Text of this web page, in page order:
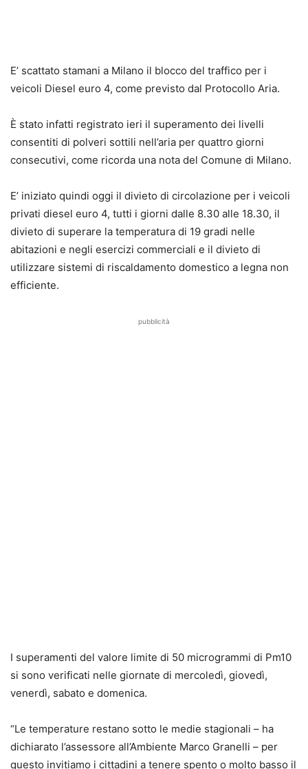
E’ scattato stamani a Milano il blocco del traffico per i
veicoli Diesel euro 4, come previsto dal Protocollo Aria.
È stato infatti registrato ieri il superamento dei livelli
consentiti di polveri sottili nell’aria per quattro giorni
consecutivi, come ricorda una nota del Comune di Milano.
E’ iniziato quindi oggi il divieto di circolazione per i veicoli
privati diesel euro 4, tutti i giorni dalle 8.30 alle 18.30, il
divieto di superare la temperatura di 19 gradi nelle
abitazioni e negli esercizi commerciali e il divieto di
utilizzare sistemi di riscaldamento domestico a legna non
efficiente.
pubblicità
I superamenti del valore limite di 50 microgrammi di Pm10
si sono verificati nelle giornate di mercoledì, giovedì,
venerdì, sabato e domenica.
“Le temperature restano sotto le medie stagionali – ha
dichiarato l’assessore all’Ambiente Marco Granelli – per
questo invitiamo i cittadini a tenere spento o molto basso il